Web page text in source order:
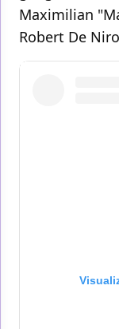
Maximilian
Robert De